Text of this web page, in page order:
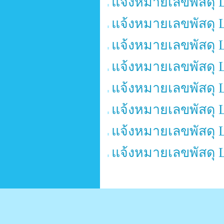
แจ้งหมายเลขพัสดุ
แจ้งหมายเลขพัสดุ
แจ้งหมายเลขพัสดุ
แจ้งหมายเลขพัสดุ
แจ้งหมายเลขพัสดุ
แจ้งหมายเลขพัสดุ
แจ้งหมายเลขพัสดุ